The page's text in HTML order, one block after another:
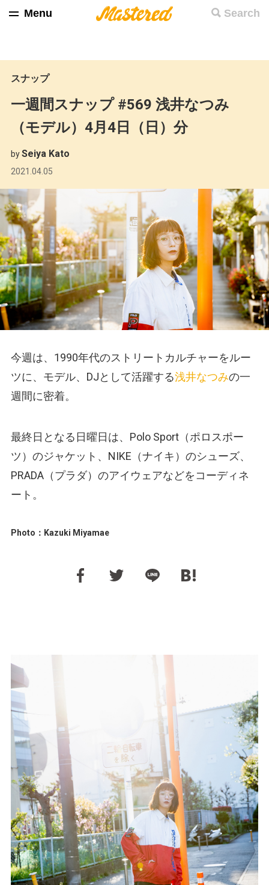
Search
Menu
スナップ
一週間スナップ #569 浅井なつみ
（モデル）4月4日（日）分
bySeiya Kato
2021.04.05
今週は、1990年代のストリートカルチャーをルー
ツに、モデル、DJとして活躍する浅井なつみの一
週間に密着。
最終日となる日曜日は、Polo Sport（ポロスポー
ツ）のジャケット、NIKE（ナイキ）のシューズ、
PRADA（プラダ）のアイウェアなどをコーディネ
ート。
Photo：Kazuki Miyamae